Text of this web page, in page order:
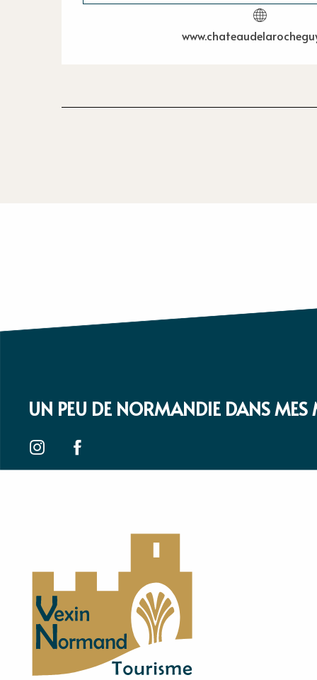
UN PEU DE NORMANDIE DANS MES